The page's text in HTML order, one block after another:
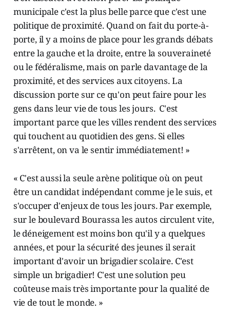
municipale c'est la plus belle parce que c'est une
politique de proximité. Quand on fait du porte-à-
porte, il y a moins de place pour les grands débats
entre la gauche et la droite, entre la souveraineté
ou le fédéralisme, mais on parle davantage de la
proximité, et des services aux citoyens. La
discussion porte sur ce qu'on peut faire pour les
gens dans leur vie de tous les jours. C'est
important parce que les villes rendent des services
qui touchent au quotidien des gens. Si elles
s'arrêtent, on va le sentir immédiatement! »
« C'est aussi la seule arène politique où on peut
être un candidat indépendant comme je le suis, et
s'occuper d'enjeux de tous les jours. Par exemple,
sur le boulevard Bourassa les autos circulent vite,
le déneigement est moins bon qu'il y a quelques
années, et pour la sécurité des jeunes il serait
important d'avoir un brigadier scolaire. C'est
simple un brigadier! C'est une solution peu
coûteuse mais très importante pour la qualité de
vie de tout le monde. »